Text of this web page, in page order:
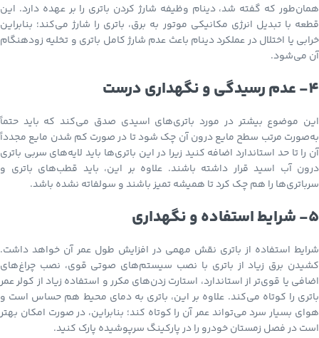
همان‌طور که گفته شد، دینام وظیفه شارژ کردن باتری را بر عهده دارد. این
قطعه با تبدیل انرژی مکانیکی موتور به برق، باتری را شارژ می‌کند؛ بنابراین
خرابی یا اختلال در عملکرد دینام باعث عدم شارژ کامل باتری و تخلیه زودهنگام
آن می‌شود.
4- عدم رسیدگی و نگهداری درست
این موضوع بیشتر در مورد باتری‌های اسیدی صدق می‌کند که باید حتماً
به‌صورت مرتب سطح مایع درون آن چک شود تا در صورت کم شدن مایع مجدداً
آن را تا حد استاندارد اضافه کنید زیرا در این باتری‌ها باید لایه‌های سربی باتری
درون آب اسید قرار داشته باشند. علاوه بر این، باید قطب‌های باتری و
سرباتری‌ها را هم چک کرد تا همیشه تمیز باشند و سولفاته نشده باشد.
5- شرایط استفاده و نگهداری
شرایط استفاده از باتری نقش مهمی در افزایش طول عمر آن خواهد داشت.
کشیدن برق زیاد از باتری با نصب سیستم‌های صوتی قوی، نصب چراغ‌های
اضافی یا قوی‌تر از استاندارد، استارت زدن‌های مکرر و استفاده زیاد از کولر عمر
باتری را کوتاه می‌کند. علاوه بر این، باتری به دمای محیط هم حساس است و
هوای بسیار سرد می‌تواند عمر آن را کوتاه کند؛ بنابراین، در صورت امکان بهتر
است در فصل زمستان خودرو را در پارکینگ سرپوشیده پارک کنید.